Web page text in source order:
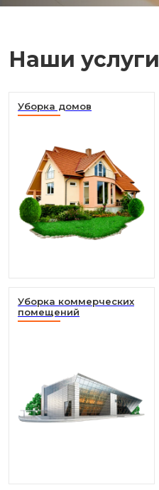
Наши услуги
Уборка домов
Уборка коммерческих
помещений